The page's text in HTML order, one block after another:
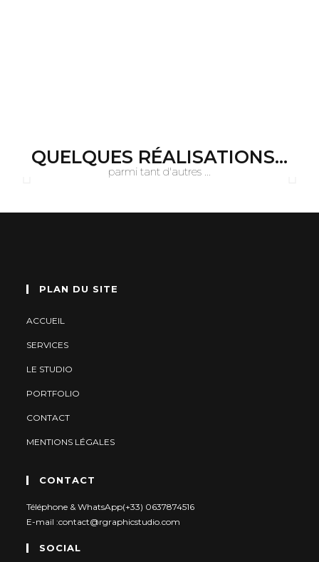
QUELQUES RÉALISATIONS...
parmi tant d'autres ...
PLAN DU SITE
ACCUEIL
SERVICES
LE STUDIO
PORTFOLIO
CONTACT
MENTIONS LÉGALES
CONTACT
Téléphone & WhatsApp(+33) 0637874516
E-mail :contact@rgraphicstudio.com
SOCIAL